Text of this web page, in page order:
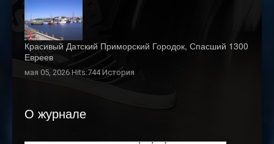
Красивый Датский Приморский Городок, Спасший 1300
Евреев
мая 05, 2026 Hits:744 История
О журнале